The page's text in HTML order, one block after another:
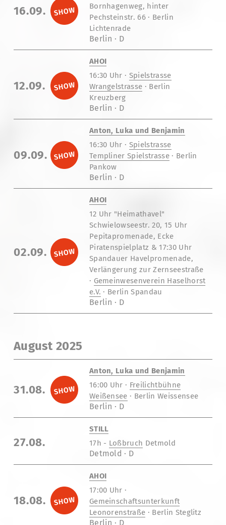
16.09.
Bornhagenweg, hinter
Pechsteinstr. 66 · Berlin
Lichtenrade
Berlin · D
12.09.
AHOI
16:30 Uhr · Spielstrasse
Wrangelstrasse · Berlin
Kreuzberg
Berlin · D
09.09.
Anton, Luka und Benjamin
16:30 Uhr · Spielstrasse
Templiner Spielstrasse· Berlin
Pankow
Berlin · D
02.09.
AHOI
12 Uhr "Heimathavel"
Schwielowseestr. 20, 15 Uhr
Pepitapromenade, Ecke
Piratenspielplatz & 17:30 Uhr
Spandauer Havelpromenade,
Verlängerung zur Zernseestraße
· Gemeinwesenverein Haselhorst
e.V. · Berlin Spandau
Berlin · D
August 2025
31.08.
Anton, Luka und Benjamin
16:00 Uhr · Freilichtbühne
Weißensee · Berlin Weissensee
Berlin · D
27.08.
STILL
17h - Loßbruch Detmold
Detmold · D
18.08.
AHOI
17:00 Uhr ·
Gemeinschaftsunterkunft
Leonorenstraße · Berlin Steglitz
Berlin · D